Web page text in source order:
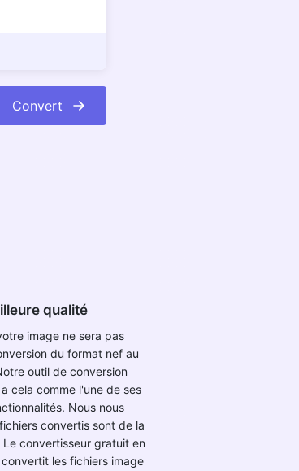
Convert
qualité
image ne sera pas
du format nef au
outil de conversion
cela comme l'une de ses
Nous nous
convertis sont de la
convertisseur gratuit en
les fichiers image